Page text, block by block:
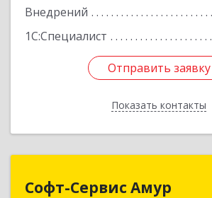
Внедрений
1С:Специалист
Отправить заявку
Показать контакты
Отправить заявку
Назад
Софт-Сервис Амур